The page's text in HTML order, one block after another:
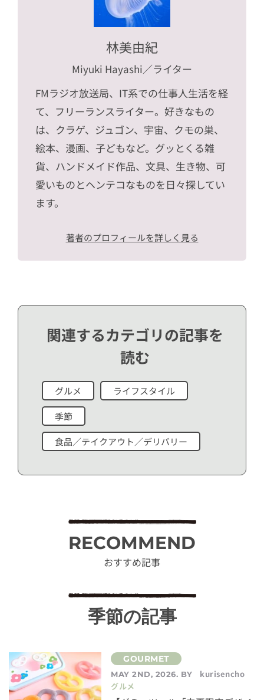
林美由紀
Miyuki Hayashi／ライター
FMラジオ放送局、IT系での仕事人生活を経
て、フリーランスライター。好きなもの
は、クラゲ、ジュゴン、宇宙、クモの巣、
絵本、漫画、子どもなど。グッとくる雑
貨、ハンドメイド作品、文具、生き物、可
愛いものとヘンテコなものを日々探してい
ます。
著者のプロフィールを詳しく見る
関連するカテゴリの記事を
読む
グルメ ライフスタイル
季節
食品／テイクアウト／デリバリー
RECOMMEND
おすすめ記事
季節の記事
MAY 2ND, 2026. BY
kurisencho
グルメ